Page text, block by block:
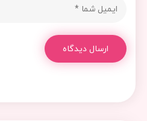
ارسال دیدگاه